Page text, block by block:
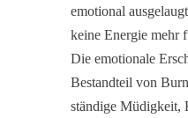
emotional
keine Energie mehr
Die emotionale
Bestandteil von
ständige Müdigkeit,